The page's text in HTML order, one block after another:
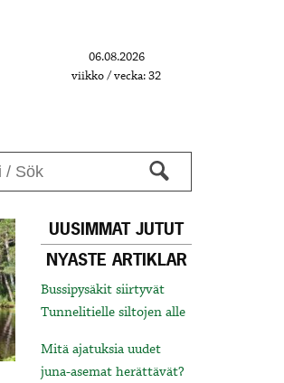
06.08.2026
viikko / vecka: 32
UUSIMMAT JUTUT
NYASTE ARTIKLAR
Bussipysäkit siirtyvät
Tunnelitielle siltojen alle
Mitä ajatuksia uudet
juna-asemat herättävät?